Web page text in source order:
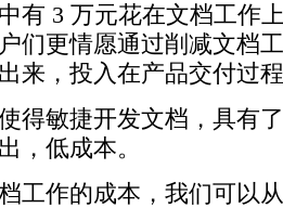
有 3 万元花在文档工作
们更情愿通过削减文档
来，投入在产品交付过
得敏捷开发文档，具有
，低成本。
工作的成本，我们可以